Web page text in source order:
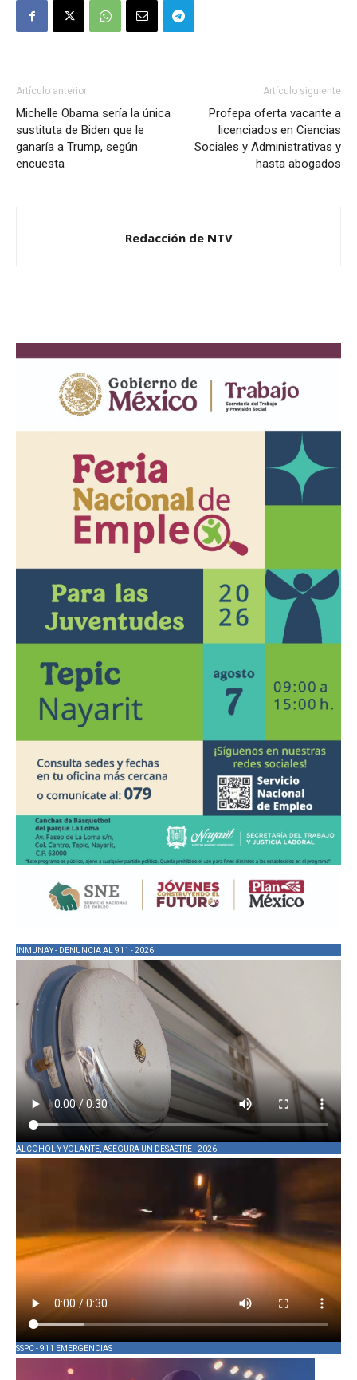
Artículo anterior
Michelle Obama sería la única
sustituta de Biden que le
ganaría a Trump, según
encuesta
Artículo siguiente
Profepa oferta vacante a
licenciados en Ciencias
Sociales y Administrativas y
hasta abogados
Redacción de NTV
INMUNAY - DENUNCIA AL 911 - 2026
ALCOHOL Y VOLANTE, ASEGURA UN DESASTRE - 2026
SSPC - 911 EMERGENCIAS